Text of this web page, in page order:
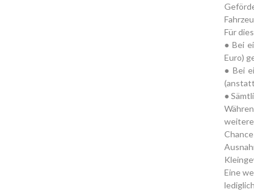
Für
● Bei
Euro)
● Bei
●
Eine